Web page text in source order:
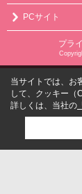
PCサイト
プラ
当サイトでは、お
して、クッキー（
詳しくは、当社の